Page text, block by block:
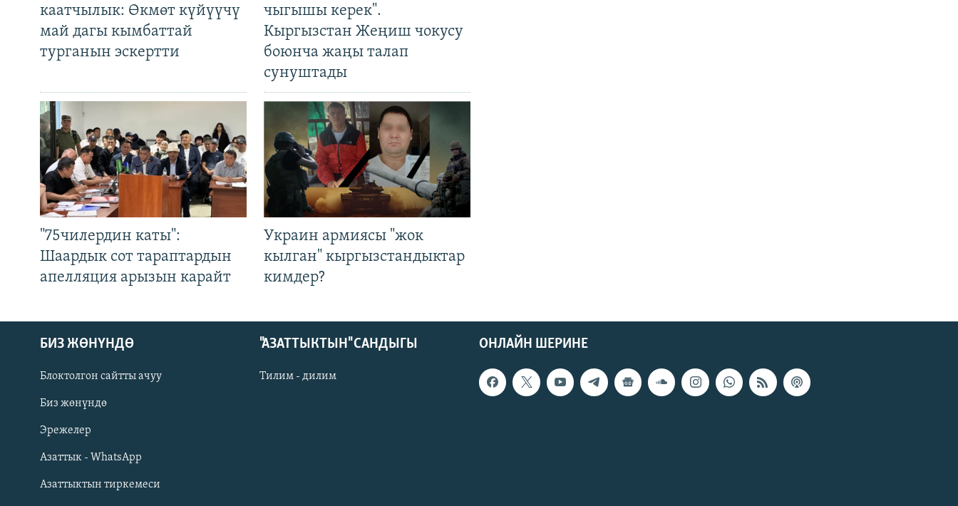
Русский
ОНЛАЙН ШЕРИНЕ
каатчылык: Өкмөт күйүүчү
май дагы кымбаттай
турганын эскертти
чыгышы керек".
Кыргызстан Жеңиш чокусу
боюнча жаңы талап
сунуштады
"75чилердин каты":
Шаардык сот тараптардын
апелляция арызын карайт
Украин армиясы "жок
кылган" кыргызстандыктар
кимдер?
ОНЛАЙН ШЕРИНЕ
БИЗ ЖӨНҮНДӨ
Блоктолгон сайтты ачуу
Биз жөнүндө
Эрежелер
Азаттык - WhatsApp
Азаттыктын тиркемеси
"АЗАТТЫКТЫН" САНДЫГЫ
Тилим - дилим